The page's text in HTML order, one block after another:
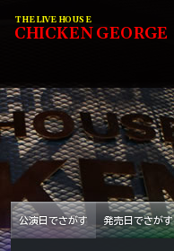
THE LIVE HOUSE
CHICKENGEORGE
公演日でさがす 発売日でさがす